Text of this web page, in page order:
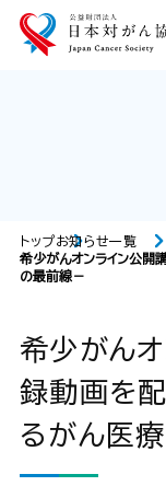
トップお知らせ一覧
希少がんオンライン公開
の最前線－
希少がん
録動画を
るがん医